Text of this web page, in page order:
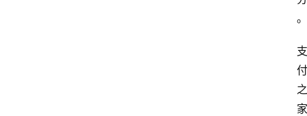
。
支
付
之
家